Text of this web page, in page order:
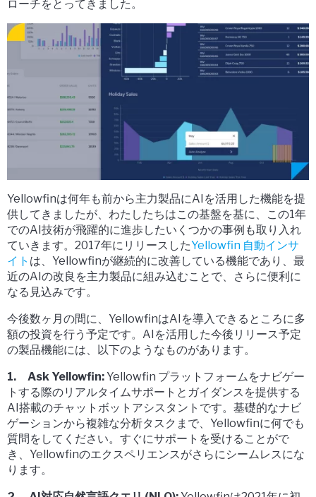
ローチをとってきました。
Yellowfinは何年も前から主力製品にAIを活用した機能を提
供してきましたが、わたしたちはこの基盤を基に、この1年
でのAI技術が飛躍的に進歩したいくつかの事例も取り入れ
ていきます。2017年にリリースしたYellowfin 自動インサ
イト は、Yellowfinが継続的に改善している機能であり、最
近のAIの改良を主力製品に組み込むことで、さらに便利に
なる見込みです。
今後数ヶ月の間に、YellowfinはAIを導入できるところに多
額の投資を行う予定です。AIを活用した今後リリース予定
の製品機能には、以下のようなものがあります。
1. Ask Yellowfin:Yellowfin プラットフォームをナビゲー
トする際のリアルタイムサポートとガイダンスを提供する
AI搭載のチャットボットアシスタントです。基礎的なナビ
ゲーションから複雑な分析タスクまで、Yellowfinに何でも
質問をしてください。すぐにサポートを受けることがで
き、Yellowfinのエクスペリエンスがさらにシームレスにな
ります。